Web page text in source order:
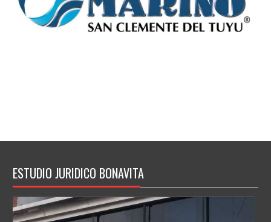
ESTUDIO JURIDICO BONAVITA